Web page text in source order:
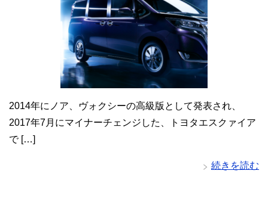
2014年にノア、ヴォクシーの高級版として発表され、
2017年7月にマイナーチェンジした、トヨタエスクァイア
で […]
続きを読む